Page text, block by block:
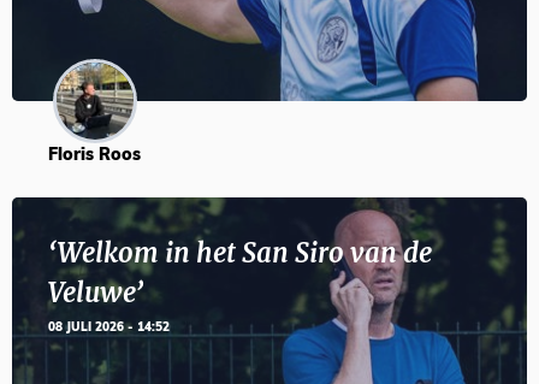
Floris Roos
‘Welkom in het San Siro van de
Veluwe’
08 JULI 2026 - 14:52